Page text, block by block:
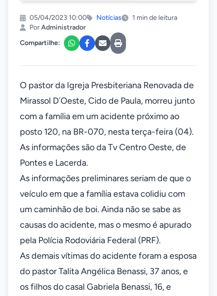
05/04/2023 10:00 Notícias
1 min de leitura
PorAdministrador
Compartilhe:
O pastor da Igreja Presbiteriana Renovada de
Mirassol D´Oeste, Cido de Paula, morreu junto
com a família em um acidente próximo ao
posto 120, na BR-070, nesta terça-feira (04).
As informações são da Tv Centro Oeste, de
Pontes e Lacerda.
As informações preliminares seriam de que o
veículo em que a família estava colidiu com
um caminhão de boi. Ainda não se sabe as
causas do acidente, mas o mesmo é apurado
pela Polícia Rodoviária Federal (PRF).
As demais vítimas do acidente foram a esposa
do pastor Talita Angélica Benassi, 37 anos, e
os filhos do casal Gabriela Benassi, 16, e